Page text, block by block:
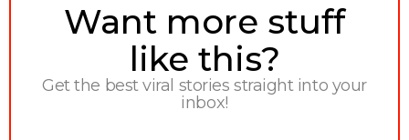
NEWSLETTER
Want more stuff
like this?
Get the best viral stories straight into your
inbox!